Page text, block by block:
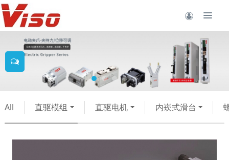
All 直驱模组 直驱电机 内崁式滑台